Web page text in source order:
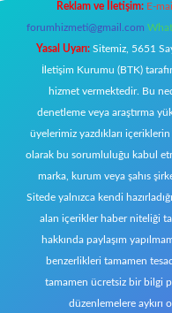
Reklam ve İletişim: E-
forumhizmeti@gmail.com
Yasal Uyarı: Sitemiz, 5651
İletişim Kurumu (BTK)
hizmet vermektedir. Bu
denetleme veya araştırma
üyelerimiz yazdıkları
olarak bu sorumluluğu kabul
marka, kurum veya şahıs
Sitede yalnızca kendi
alan içerikler haber niteliği
hakkında paylaşım
benzerlikleri tamamen
tamamen ücretsiz bir bilgi
düzenlemelere aykırı